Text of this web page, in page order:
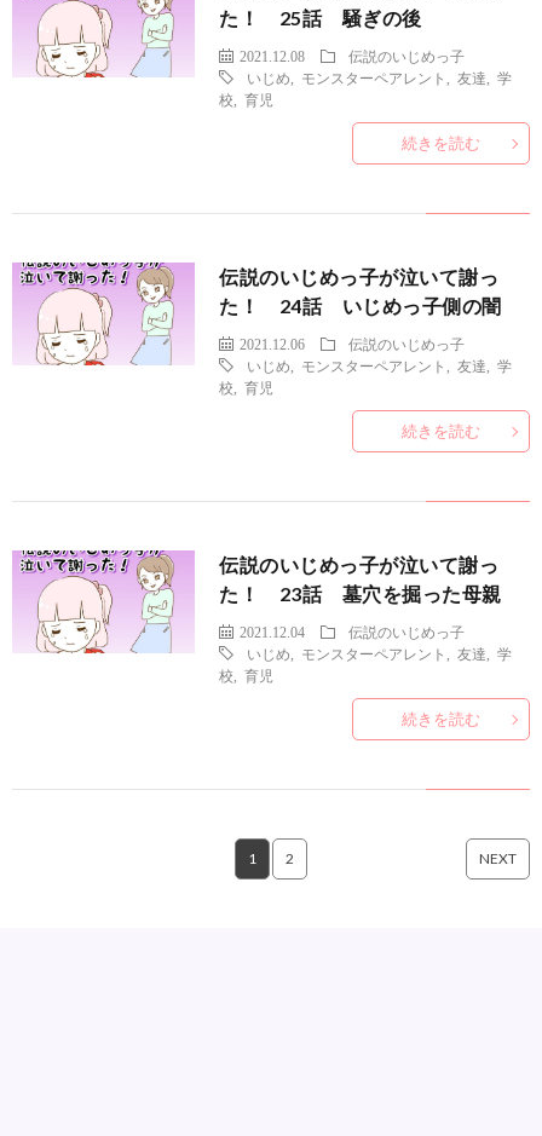
た！ 25話 騒ぎの後
2021.12.08
伝説のいじめっ子
いじめ
モンスターペアレント 友達 ,学
校
,育児
続きを読む
伝説のいじめっ子が泣いて謝っ
た！ 24話 いじめっ子側の闇
2021.12.06
伝説のいじめっ子
いじめ
モンスターペアレント 友達 ,学
校
,育児
続きを読む
伝説のいじめっ子が泣いて謝っ
た！ 23話 墓穴を掘った母親
2021.12.04
伝説のいじめっ子
いじめ
モンスターペアレント 友達 ,学
校
,育児
続きを読む
1 2 NEXT